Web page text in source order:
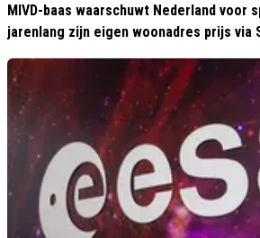
MIVD-baas waarschuwt Nederland voor
jarenlang zijn eigen woonadres prijs via